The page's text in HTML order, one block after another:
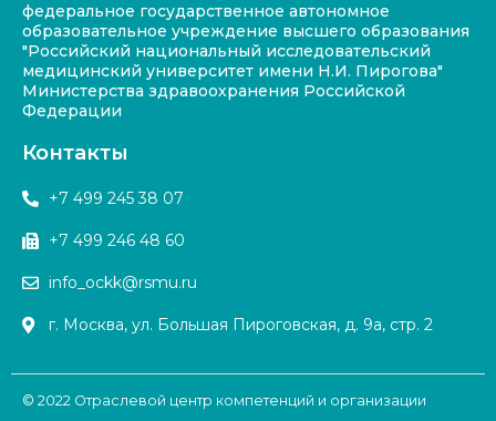
федеральное государственное автономное
образовательное учреждение высшего образования
"Российский национальный исследовательский
медицинский университет имени Н.И. Пирогова"
Министерства здравоохранения Российской
Федерации
Контакты
+7 499 245 38 07
+7 499 246 48 60
info_ockk@rsmu.ru
г. Москва, ул. Большая Пироговская, д. 9а, стр. 2
© 2022 Отраслевой центр компетенций и организации